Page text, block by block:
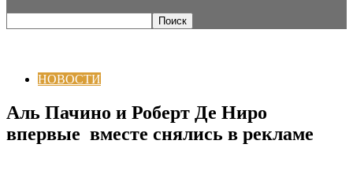
НОВОСТИ
Аль Пачино и Роберт Де Ниро
впервые вместе снялись в рекламе